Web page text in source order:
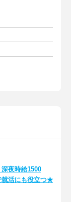
深夜時給1500
就活にも役立つ★